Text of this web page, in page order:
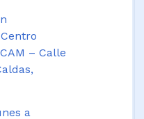
– Calle
a